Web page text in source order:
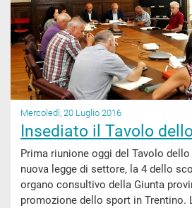
Mercoledì, 20 Luglio 2016
Insediato il Tavolo
Prima riunione oggi del Tavolo
nuova legge di settore, la 4 dello
organo consultivo della Giunta
promozione dello sport in Trentino.